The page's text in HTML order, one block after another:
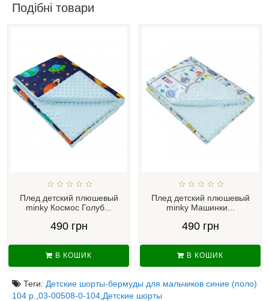
Подібні товари
Плед детский плюшевый
minky Космос Голуб...
490 грн
В КОШИК
Плед детский плюшевый
minky Машинки...
490 грн
В КОШИК
Теги: Детские шорты-бермуды для мальчиков синие (поло)
104 р. 03-00508-0-104 Детские шорты